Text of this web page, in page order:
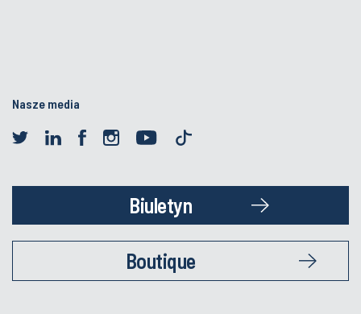
Nasze media
Biuletyn
Boutique